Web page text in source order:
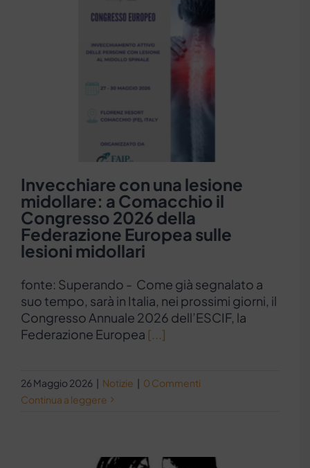
Invecchiare con una lesione
midollare: a Comacchio il
Congresso 2026 della
Federazione Europea sulle
lesioni midollari
fonte: Superando - Come già segnalato a
suo tempo, sarà in Italia, nei prossimi giorni, il
Congresso Annuale 2026 dell’ESCIF, la
Federazione Europea [...]
26 Maggio 2026 | Notizie | 0 Commenti
Continua a leggere